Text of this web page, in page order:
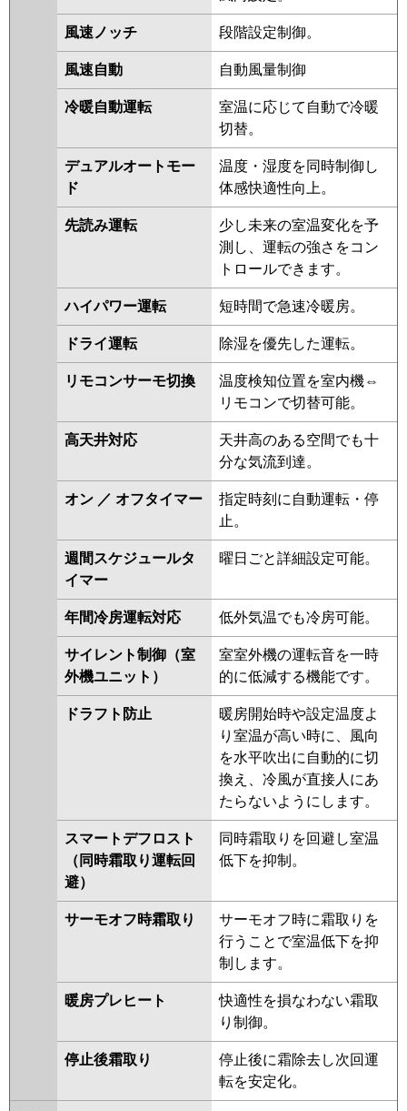
DHRMP112KL2 PKZ-
DHRMP112K2
PKZ-ZRMP112KL2
PKZ-ZRMP112K2 PKZ-
ZRMP112KZ PKZ-ZRMP112KLY
PKZ-ZRMP112KY PKZ-
ZRMP112KLV PKZ-ZRMP112KV
PKZ-ZRMP112KR
PKZ-
ZRMP112KLR
RPK-GP112RGH5
RPK-
GP112RGH4 RPK-GP112RGH3
RPK-AP112GH7
RPK-GP112RGH2
RPK-AP112GH6
RPK-
GP112RGH1
三菱重工 FDKZ1125H5SA FDKZ1125H5S
パナソニック PA-P112K7GBX PA-P112K7GB
PA-P112K7G PA-P112K6GB PA-
P112K6GA
風速ノッチ 段階設定制御。
風速自動 自動風量制御
冷暖自動運転
室温に応じて自動で冷暖
切替。
デュアルオートモー
ド
温度・湿度を同時制御し
体感快適性向上。
先読み運転
少し未来の室温変化を予
測し、運転の強さをコン
トロールできます。
ハイパワー運転 短時間で急速冷暖房。
ドライ運転 除湿を優先した運転。
リモコンサーモ切換
温度検知位置を室内機⇔
リモコンで切替可能。
高天井対応
天井高のある空間でも十
分な気流到達。
オン ／ オフタイマー
指定時刻に自動運転・停
止。
週間スケジュールタ
イマー
曜日ごと詳細設定可能。
年間冷房運転対応 低外気温でも冷房可能。
サイレント制御（室
外機ユニット）
室室外機の運転音を一時
的に低減する機能です。
ドラフト防止
暖房開始時や設定温度よ
り室温が高い時に、風向
を水平吹出に自動的に切
換え、冷風が直接人にあ
たらないようにします。
スマートデフロスト
（同時霜取り運転回
避）
同時霜取りを回避し室温
低下を抑制。
サーモオフ時霜取り
サーモオフ時に霜取りを
行うことで室温低下を抑
制します。
暖房プレヒート
快適性を損なわない霜取
り制御。
停止後霜取り
停止後に霜除去し次回運
転を安定化。